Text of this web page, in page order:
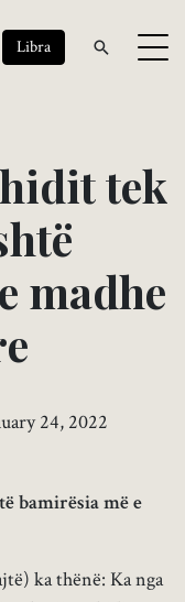
Libra
hidittek
htë
e madhe
e
24, 2022
bamirësia më e
ka thënë: Ka nga